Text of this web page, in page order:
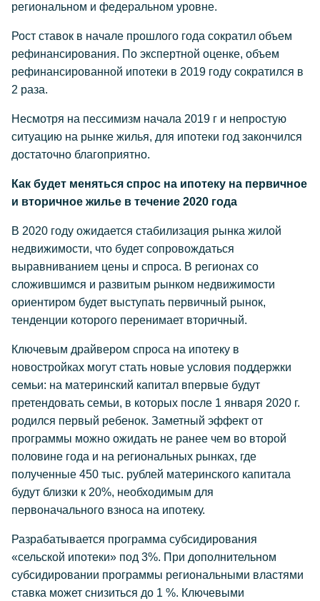
региональном и федеральном уровне.
Рост ставок в начале прошлого года сократил объем
рефинансирования. По экспертной оценке, объем
рефинансированной ипотеки в 2019 году сократился в
2 раза.
Несмотря на пессимизм начала 2019 г и непростую
ситуацию на рынке жилья, для ипотеки год закончился
достаточно благоприятно.
Как будет меняться спрос на ипотеку на первичное
и вторичное жилье в течение 2020 года
В 2020 году ожидается стабилизация рынка жилой
недвижимости, что будет сопровождаться
выравниванием цены и спроса. В регионах со
сложившимся и развитым рынком недвижимости
ориентиром будет выступать первичный рынок,
тенденции которого перенимает вторичный.
Ключевым драйвером спроса на ипотеку в
новостройках могут стать новые условия поддержки
семьи: на материнский капитал впервые будут
претендовать семьи, в которых после 1 января 2020 г.
родился первый ребенок. Заметный эффект от
программы можно ожидать не ранее чем во второй
половине года и на региональных рынках, где
полученные 450 тыс. рублей материнского капитала
будут близки к 20%, необходимым для
первоначального взноса на ипотеку.
Разрабатывается программа субсидирования
«сельской ипотеки» под 3%. При дополнительном
субсидировании программы региональными властями
ставка может снизиться до 1 %. Ключевыми